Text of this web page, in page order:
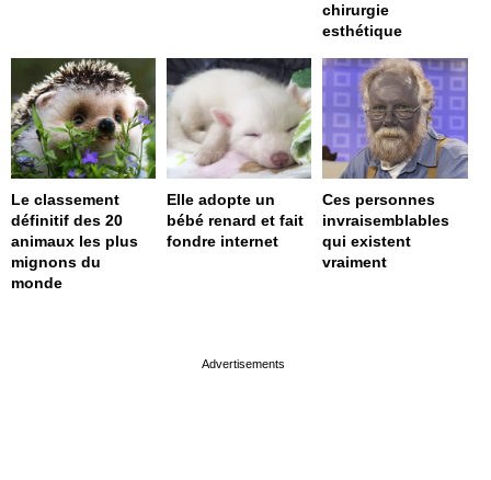
chirurgie
esthétique
Le classement
définitif des 20
animaux les plus
mignons du
monde
Elle adopte un
bébé renard et fait
fondre internet
Ces personnes
invraisemblables
qui existent
vraiment